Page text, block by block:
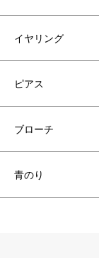
イヤリング
ピアス
ブローチ
青のり